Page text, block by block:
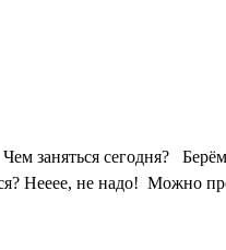
сегодня? Берём
Нееее, не надо! Можно